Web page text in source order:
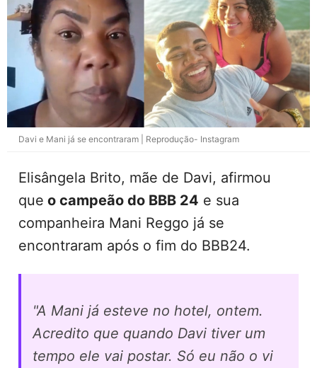
Davi e Mani já se encontraram | Reprodução- Instagram
Elisângela Brito, mãe de Davi, afirmou
que o campeão do BBB 24 e sua
companheira Mani Reggo já se
encontraram após o fim do BBB24.
"A Mani já esteve no hotel, ontem.
Acredito que quando Davi tiver um
tempo ele vai postar. Só eu não o vi